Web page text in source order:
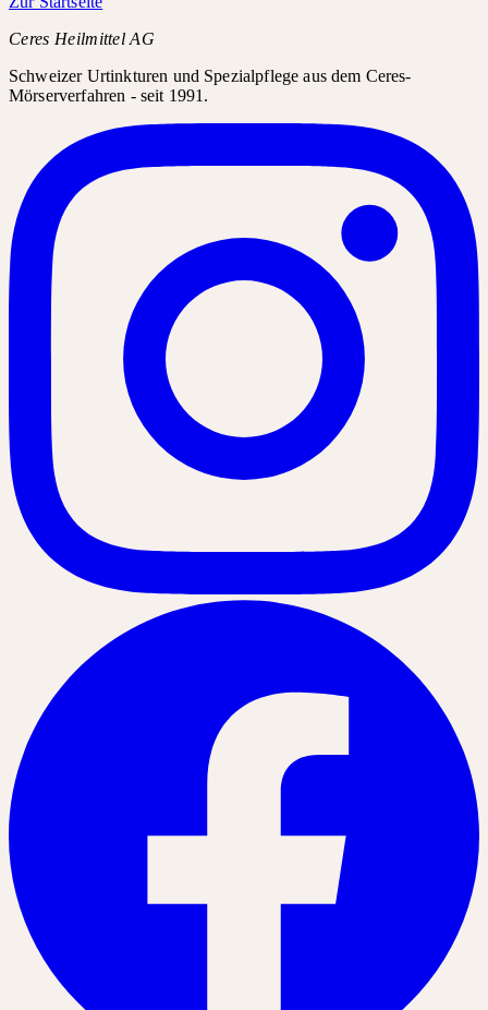
Ceres Heilmittel AG
Schweizer Urtinkturen und Spezialpflege aus dem Ceres-
Mörserverfahren - seit 1991.